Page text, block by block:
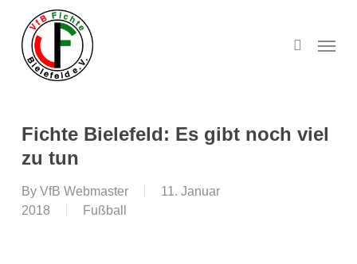
main
content
Menu
Fichte Bielefeld: Es gibt noch viel
zu tun
By VfB Webmaster
11. Januar
2018
Fußball